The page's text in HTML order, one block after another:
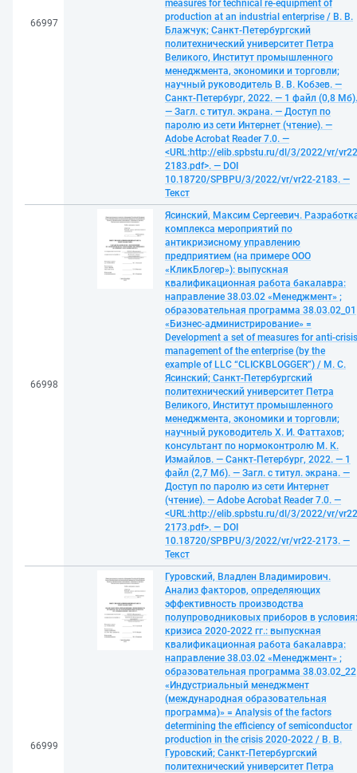
66997
measures for technical re-equipment of
production at an industrial enterprise / В. В.
Блажчук; Санкт-Петербургский
политехнический университет Петра
Великого, Институт промышленного
менеджмента, экономики и торговли;
научный руководитель В. В. Кобзев. —
Санкт-Петербург, 2022. — 1 файл (0,8 Мб).
— Загл. с титул. экрана. — Доступ по
паролю из сети Интернет (чтение). —
Adobe Acrobat Reader 7.0. —
<URL:http://elib.spbstu.ru/dl/3/2022/vr/
2183.pdf>. — DOI
10.18720/SPBPU/3/2022/vr/vr22-2183. —
Текст
66998
Ясинский, Максим Сергеевич.
комплекса мероприятий по
антикризисному управлению
предприятием (на примере ООО
«КликБлогер»): выпускная
квалификационная работа бакалавра:
направление 38.03.02 «Менеджмент» ;
образовательная программа 38.03.02_01
«Бизнес-администрирование» =
Development a set of measures for anti-crisis
management of the enterprise (by the
example of LLC “CLICKBLOGGER”) / М. С.
Ясинский; Санкт-Петербургский
политехнический университет Петра
Великого, Институт промышленного
менеджмента, экономики и торговли;
научный руководитель Х. И. Фаттахов;
консультант по нормоконтролю М. К.
Измайлов. — Санкт-Петербург, 2022. — 1
файл (2,7 Мб). — Загл. с титул. экрана. —
Доступ по паролю из сети Интернет
(чтение). — Adobe Acrobat Reader 7.0. —
<URL:http://elib.spbstu.ru/dl/3/2022/vr/
2173.pdf>. — DOI
10.18720/SPBPU/3/2022/vr/vr22-2173. —
Текст
66999
Гуровский, Владлен Владимирович.
Анализ факторов, определяющих
эффективность производства
полупроводниковых приборов в
кризиса 2020-2022 гг.: выпускная
квалификационная работа бакалавра:
направление 38.03.02 «Менеджмент» ;
образовательная программа 38.03.02_22
«Индустриальный менеджмент
(международная образовательная
программа)» = Analysis of the factors
determining the efficiency of semiconductor
production in the crisis 2020-2022 / В. В.
Гуровский; Санкт-Петербургский
политехнический университет Петра